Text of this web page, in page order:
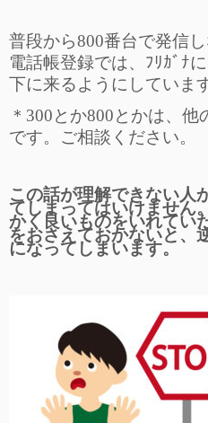
普段から800番台で発信
電話帳登録では、ﾌﾘｶﾞﾅ
下に来るようにしています
＊300とか800とかは、
です。ご相談ください。
この話が理解できない人
てしまってはいけません
かく良いものをいれてい
をおさえておかないと、
になってしまいます。